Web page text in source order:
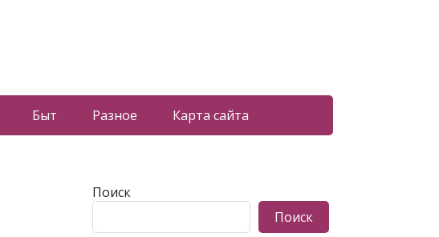
Быт Разное Карта сайта
Поиск
Поиск